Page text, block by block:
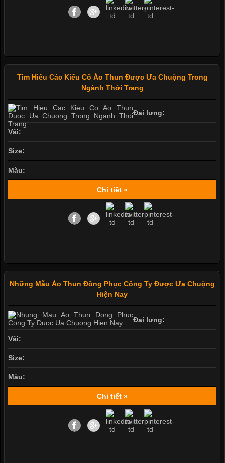
Tìm Hiểu Các Kiểu Cổ Áo Thun Được Ưa Chuộng Trong
Ngành Thời Trang
Đai lưng:
Vải:
Size:
Màu:
Chi tiết »
Những Mẫu Áo Thun Đồng Phục Công Ty Được Ưa Chuộng
Hiện Nay
Đai lưng:
Vải:
Size:
Màu:
Chi tiết »